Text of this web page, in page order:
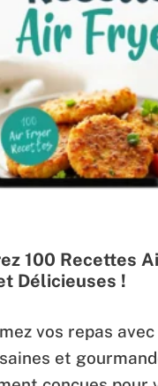
100 Recettes
Délicieuses !
vos repas
et